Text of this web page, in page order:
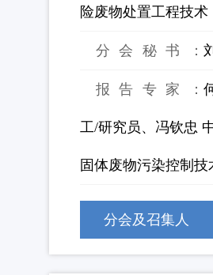
险废物处置工程技
分会秘书：
报告专家：
工/研究员、冯钦忠
固体废物污染控制
分会及召集人